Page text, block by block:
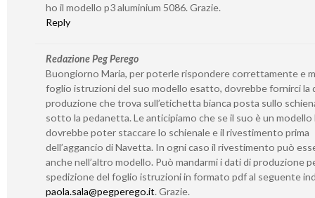
ho il modello p3 aluminium 5086. Grazie.
Reply
Redazione Peg Perego
Buongiorno Maria, per poterle rispondere correttamente e
foglio istruzioni del suo modello esatto, dovrebbe fornirci la
produzione che trova sull’etichetta bianca posta sullo
sotto la pedanetta. Le anticipiamo che se il suo è un modello
dovrebbe poter staccare lo schienale e il rivestimento prima
dell’aggancio di Navetta. In ogni caso il rivestimento può
anche nell’altro modello. Può mandarmi i dati di produzione
spedizione del foglio istruzioni in formato pdf al seguente
paola.sala@pegperego.it. Grazie.